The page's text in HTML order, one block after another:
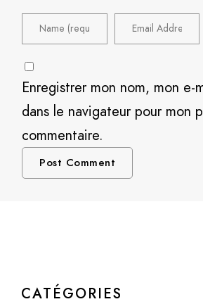
Enregistrer mon nom, mon e-
dans le navigateur pour mon
commentaire.
CATÉGORIES